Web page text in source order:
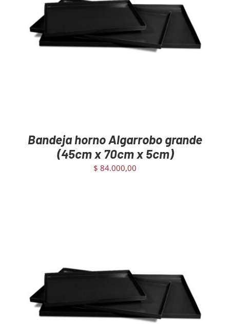
Bandeja horno Algarrobo grande
(45cm x 70cm x 5cm)
$ 84.000,00
/ DETAILS